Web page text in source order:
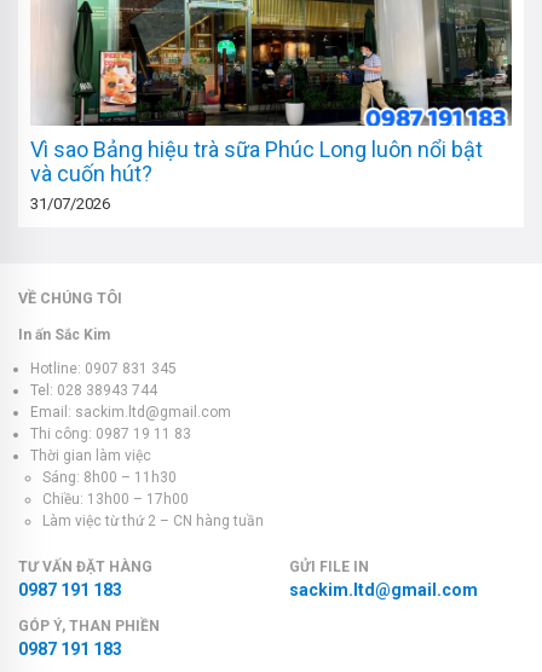
Vì sao Bảng hiệu trà sữa Phúc Long luôn nổi bật
và cuốn hút?
31/07/2026
VỀ CHÚNG TÔI
In ấn Sắc Kim
Hotline: 0907 831 345
Tel: 028 38943 744
Email: sackim.ltd@gmail.com
Thi công: 0987 19 11 83
Thời gian làm việc
Sáng: 8h00 – 11h30
Chiều: 13h00 – 17h00
Làm việc từ thứ 2 – CN hàng tuần
TƯ VẤN ĐẶT HÀNG
0987 191 183
GỬI FILE IN
sackim.ltd@gmail.com
GÓP Ý, THAN PHIỀN
0987 191 183